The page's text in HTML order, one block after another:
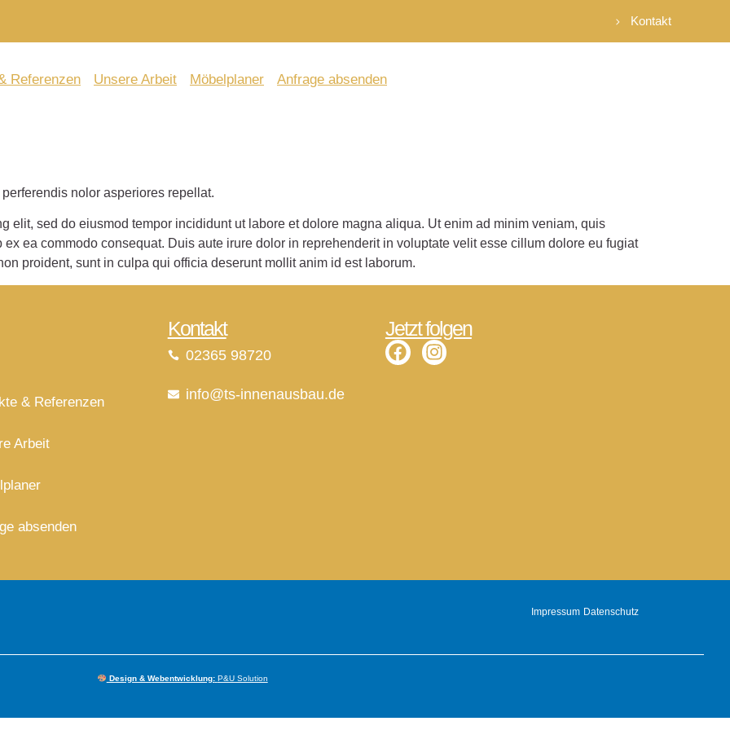
Kontakt
Referenzen Unsere Arbeit Möbelplaner Anfrage absenden
nolor asperiores repellat.
elit, sed do eiusmod tempor incididunt ut labore et dolore magna aliqua. Ut enim ad minim veniam, quis
ea commodo consequat. Duis aute irure dolor in reprehenderit in voluptate velit esse cillum dolore eu fugiat
proident, sunt in culpa qui officia deserunt mollit anim id est laborum.
& Referenzen
Arbeit
absenden
Kontakt
02365 98720
info@ts-innenausbau.de
Jetzt folgen
Impressum Datenschutz
Design & Webentwicklung: P&U Solution